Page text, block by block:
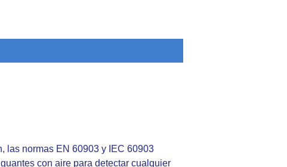
las normas EN 60903 y IEC 60903
con aire para detectar cualquier